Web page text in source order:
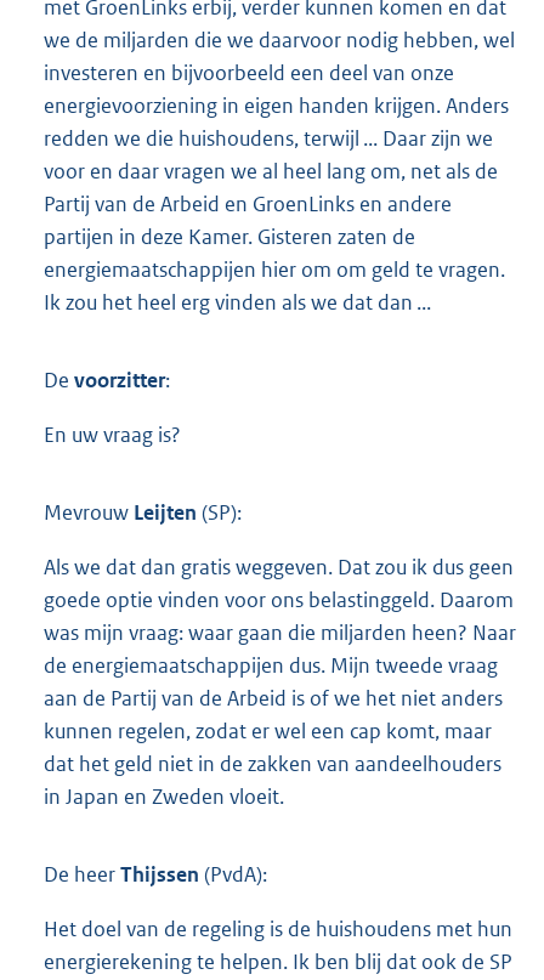
met GroenLinks erbij, verder kunnen komen en dat
we de miljarden die we daarvoor nodig hebben, wel
investeren en bijvoorbeeld een deel van onze
energievoorziening in eigen handen krijgen. Anders
redden we die huishoudens, terwijl ... Daar zijn we
voor en daar vragen we al heel lang om, net als de
Partij van de Arbeid en GroenLinks en andere
partijen in deze Kamer. Gisteren zaten de
energiemaatschappijen hier om om geld te vragen.
Ik zou het heel erg vinden als we dat dan ...
De voorzitter:
En uw vraag is?
Mevrouw Leijten (SP):
Als we dat dan gratis weggeven. Dat zou ik dus geen
goede optie vinden voor ons belastinggeld. Daarom
was mijn vraag: waar gaan die miljarden heen? Naar
de energiemaatschappijen dus. Mijn tweede vraag
aan de Partij van de Arbeid is of we het niet anders
kunnen regelen, zodat er wel een cap komt, maar
dat het geld niet in de zakken van aandeelhouders
in Japan en Zweden vloeit.
De heerThijssen (PvdA):
Het doel van de regeling is de huishoudens met hun
energierekening te helpen. Ik ben blij dat ook de SP